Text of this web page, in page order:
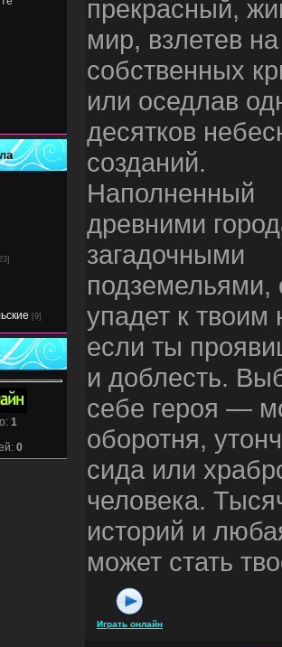
[9]
1
0
прекрасный,
мир, взлетев на
собственных
или оседлав
десятков
созданий.
Наполненный
древними
загадочными
подземельями,
упадет к твоим
если ты
и доблесть.
себе героя —
оборотня,
сида или
человека.
историй и
может стать
Играть онлайн